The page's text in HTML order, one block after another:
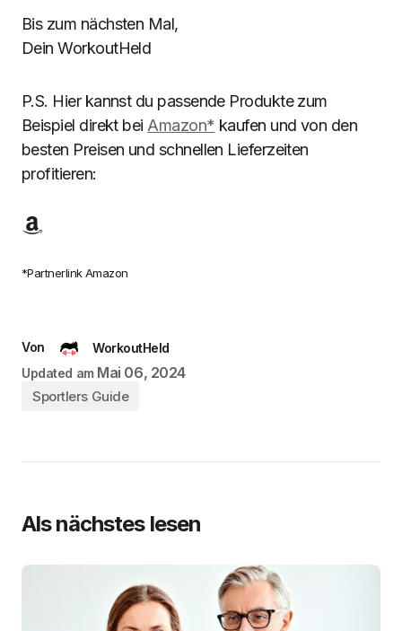
Bis zum nächsten Mal,
Dein WorkoutHeld
P.S. Hier kannst du passende Produkte zum
Beispiel direkt bei Amazon* kaufen und von den
besten Preisen und schnellen Lieferzeiten
profitieren:
*Partnerlink Amazon
Von
WorkoutHeld
Updated am Mai 06, 2024
Sportlers Guide
Als nächstes lesen